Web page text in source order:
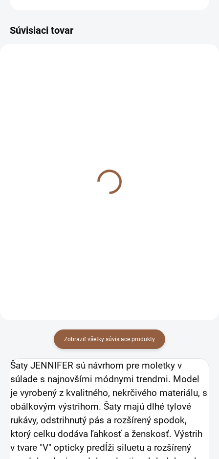
Súvisiaci tovar
Zobraziť všetky súvisiace produkty
Šaty JENNIFER sú návrhom pre moletky v
súlade s najnovšími módnymi trendmi. Model
je vyrobený z kvalitného, nekrčivého materiálu, s
obálkovým výstrihom. Šaty majú dlhé tylové
rukávy, odstrihnutý pás a rozšírený spodok,
ktorý celku dodáva ľahkosť a ženskosť. Výstrih
v tvare "V" opticky predĺži siluetu a rozšírený